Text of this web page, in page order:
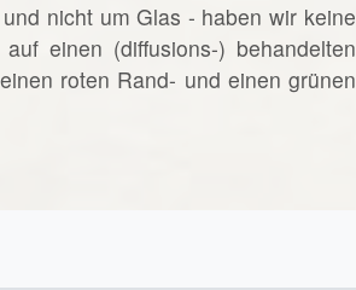
nicht um Glas - haben wir keine
einen (diffusions-) behandelten
roten Rand- und einen grünen